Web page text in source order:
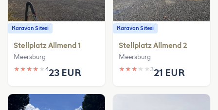
Karavan Sitesi
Stellplatz Allmend 1
Meersburg
★ ★ ★ ★ ★ 423 EUR
Karavan Sitesi
Stellplatz Allmend 2
Meersburg
★ ★ ★ ★ ★ 321 EUR